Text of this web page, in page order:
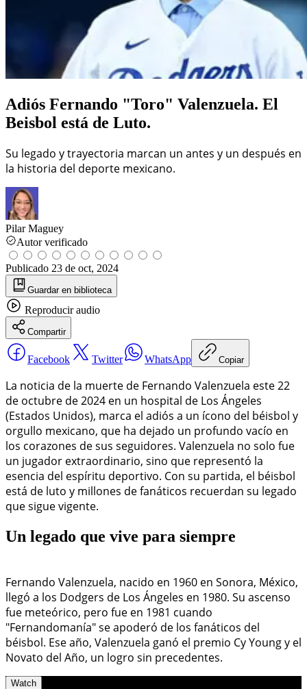
Adiós Fernando "Toro" Valenzuela. El
Beisbol está de Luto.
Su legado y trayectoria marcan un antes y un después en
la historia del deporte mexicano.
Pilar Maguey
Autor verificado
Publicado 23 de oct, 2024
Guardar en biblioteca
Reproduciraudio
Compartir
Facebook Twitter WhatsApp Copiar
La noticia de la muerte de Fernando Valenzuela este 22
de octubre de 2024 en un hospital de Los Ángeles
(Estados Unidos), marca el adiós a un ícono del béisbol y
orgullo mexicano, que ha dejado un profundo vacío en
los corazones de sus seguidores. Valenzuela no solo fue
un jugador extraordinario, sino que representó la
esencia del espíritu deportivo. Con su partida, el béisbol
está de luto y millones de fanáticos recuerdan su legado
que sigue vigente.
Un legado que vive para siempre
Fernando Valenzuela, nacido en 1960 en Sonora, México,
llegó a los Dodgers de Los Ángeles en 1980. Su ascenso
fue meteórico, pero fue en 1981 cuando
"Fernandomanía" se apoderó de los fanáticos del
béisbol. Ese año, Valenzuela ganó el premio Cy Young y el
Novato del Año, un logro sin precedentes.
Watch